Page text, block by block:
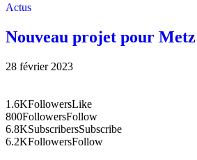
Actus
Nouveau projet pour
28 février 2023
1.6KFollowersLike
800FollowersFollow
6.8KSubscribersSubscribe
6.2KFollowersFollow